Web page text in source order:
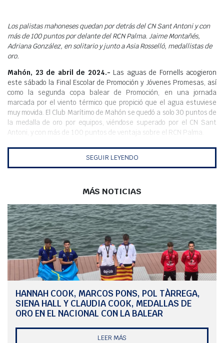
Los palistas mahoneses quedan por detrás del CN Sant Antoni y con
más de 100 puntos por delante del RCN Palma. Jaime Montañés,
Adriana González, en solitario y junto a Asia Rosselló, medallistas de
oro.
Mahón, 23 de abril de 2024.- Las aguas de Fornells acogieron
este sábado la Final Escolar de Promoción y Jóvenes Promesas, así
como la segunda copa balear de Promoción, en una jornada
marcada por el viento térmico que propició que el agua estuviese
muy movida. El Club Marítimo de Mahón se quedó a solo 30 puntos de
la medalla de oro por equipos, viéndose superado por el CN Sant
Antoni, y con más de 100 puntos de ventaja sobre el RCN Palma.
La prueba, organizada por Club Marítimo de Mahón, Club Náutico
Villacarlos y Club Nàutic Ciutadella, además de la Federación Balear
de Piragüismo, tuvo el contratiempo de unos vientos que propiciaron
Estos fueron los resultados más destacados del Club Marítimo de
Mahón de la jornada:
K1 Prebenjamín Hombre
3⁰ Lluc Mascaró
K1 Benjamín Hombre A:
1⁰ Jaime Montañés
2⁰ Leo Pons
SEGUIR LEYENDO
MÁS NOTICIAS
HANNAH COOK, MARCOS PONS, POL TÀRREGA,
SIENA HALL Y CLAUDIA COOK, MEDALLAS DE
ORO EN EL NACIONAL CON LA BALEAR
LEER MÁS